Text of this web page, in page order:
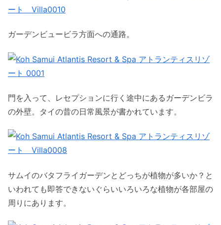
ガーデンビュービラ方面への通路。
門を入って、レセプションに行く途中にあるガーデンビラ
の外壁。タイの昔の日常風景が書かれています。
サムイのバタフライガーデンとどっちが植物が多いか？と
いわれても即答できないぐらいいろいろな植物が各部屋の
周りにあります。